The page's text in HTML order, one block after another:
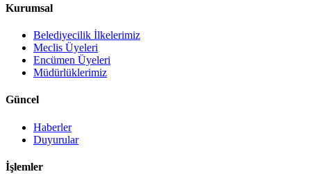
Kurumsal
Belediyecilik İlkelerimiz
Meclis Üyeleri
Encümen Üyeleri
Müdürlüklerimiz
Güncel
Haberler
Duyurular
İşlemler